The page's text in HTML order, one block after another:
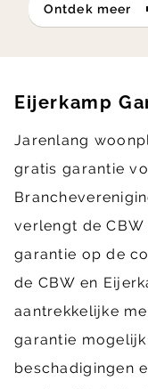
ontdek meer
Eijerkamp
Jarenlang
gratis garantie
verlengt de
garantie op de
de CBW en
aantrekkelijke
garantie
beschadigingen